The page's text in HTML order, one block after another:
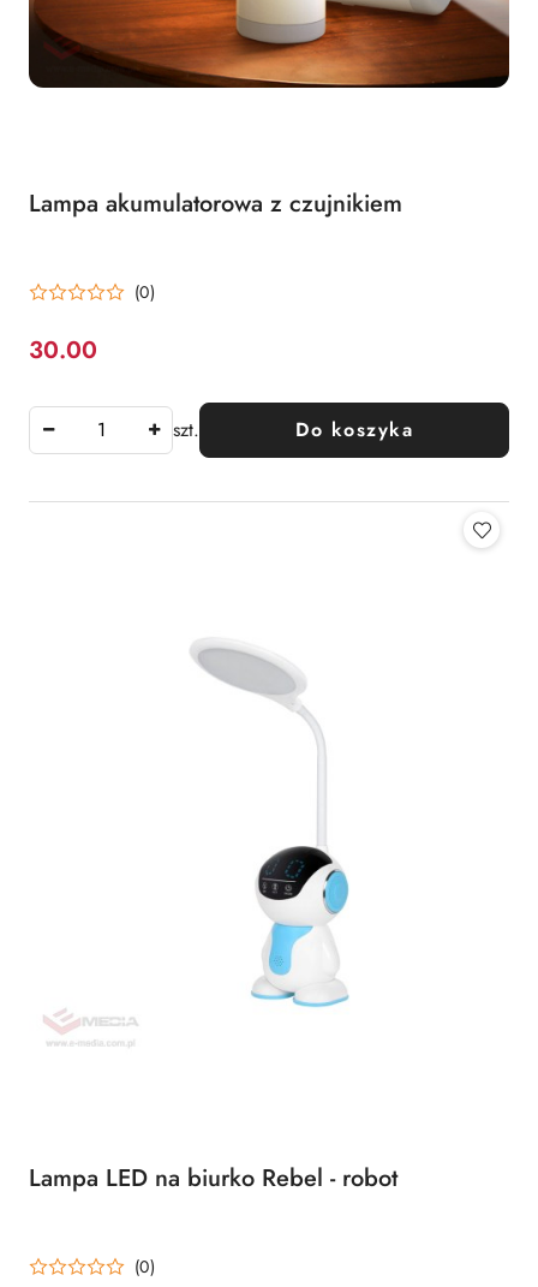
Lampa akumulatorowa z czujnikiem
(0)
Cena:
30.00
szt. Do koszyka
Lampa LED na biurko Rebel - robot
(0)